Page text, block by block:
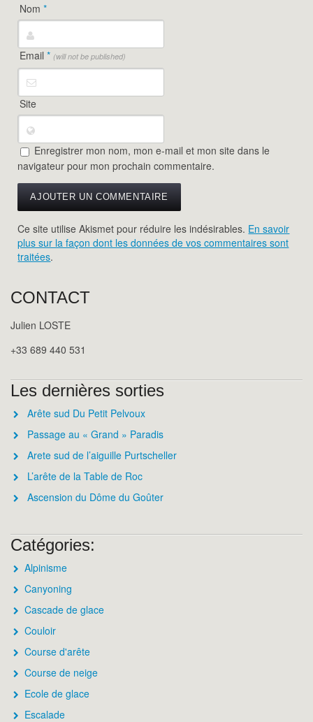
Nom*
Email* (will not be published)
Site
Enregistrer mon nom, mon e-mail et mon site dans le
navigateur pour mon prochain commentaire.
Ce site utilise Akismet pour réduire les indésirables. En savoir
plus sur la façon dont les données de vos commentaires sont
traitées.
CONTACT
Julien LOSTE
+33 689 440 531
Les dernières sorties
Arête sud Du Petit Pelvoux
Passage au « Grand » Paradis
Arete sud de l’aiguille Purtscheller
L’arête de la Table de Roc
Ascension du Dôme du Goûter
Catégories:
Alpinisme
Canyoning
Cascade de glace
Couloir
Course d'arête
Course de neige
Ecole de glace
Escalade